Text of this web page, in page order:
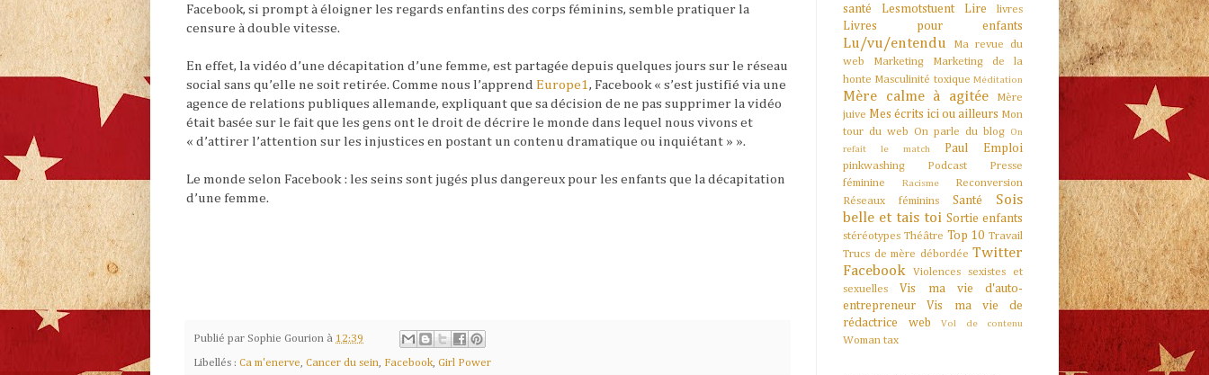
Facebook, si prompt à éloigner les regards enfantins des corps féminins, semble pratiquer la
censure à double vitesse.
En effet, la vidéo d’une décapitation d’une femme, est partagée depuis quelques jours sur le réseau
social sans qu’elle ne soit retirée. Comme nous l’apprend Europe1 , Facebook « s’est justifié via une
agence de relations publiques allemande, expliquant que sa décision de ne pas supprimer la vidéo
était basée sur le fait que les gens ont le droit de décrire le monde dans lequel nous vivons et
« d’attirer l’attention sur les injustices en postant un contenu dramatique ou inquiétant » ».
Le monde selon Facebook : les seins sont jugés plus dangereux pour les enfants que la décapitation
d’une femme.
Publié par Sophie Gourion à 12:39
Libellés : Ca m'enerve, Cancer du sein, Facebook, Girl Power
santé
Lesmotstuent Lire livres
Livres pour enfants
Lu/vu/entendu
Ma revue du
web
Marketing
Marketing de la
honte Masculinité toxique Méditation
Mère calme à agitée
Mère
juive Mes écrits ici ou ailleurs Mon
tour du web On parle du blog
On
refait le match
Paul Emploi
pinkwashing Podcast
Presse
féminine
Racisme
Reconversion
Réseaux féminins
Santé
Sois
belle et tais toi Sortie enfants
stéréotypes Théâtre Top 10 Travail
Trucs de mère débordée Twitter
Facebook
Violences sexistes et
sexuelles
Vis ma vie d'auto-
entrepreneur
Vis ma vie de
rédactrice web
Vol de contenu
Woman tax